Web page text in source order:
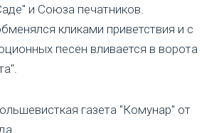
и Союза печатников.
кликами приветствия и с
песен вливается в ворота
газета "Комунар" от